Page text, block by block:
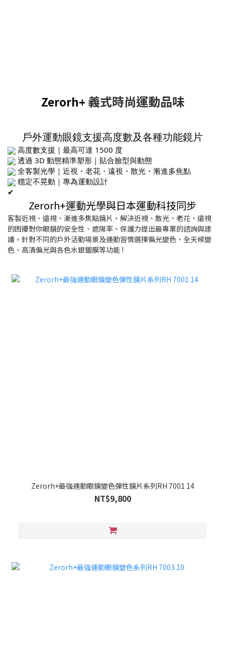
Zerorh+ 義式時尚運動品味
戶外運動眼鏡支援高度數及各種功能鏡片
高度數支援｜最高可達 1500 度
透過 3D 動態精準塑形｜貼合臉型與動態
全客製光學｜近視・老花 ・ 遠視・散光・漸進多焦點
穩定不晃動｜專為運動設計
Zerorh+運動光學與日本運動科技同步
客製近視、遠視、漸進多焦點鏡片，解決近視、散光、老花、遠視
的困擾對你眼鏡的安全性、遮陽率、保護力提出最專業的諮詢與建
議，針對不同的戶外活動場景及運動習慣選擇偏光變色、全天候變
色、高清偏光與各色水銀鍍膜等功能 !
Zerorh+最強運動眼鏡變色彈性鏡片系列RH 7001 14
NT$9,800